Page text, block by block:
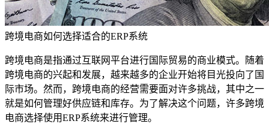
跨境电商如何选择适合的ERP系统
跨境电商是指通过互联网平台进行国际贸易的商业模式。随着
跨境电商的兴起和发展，越来越多的企业开始将目光投向了国
际市场。然而，跨境电商的经营需要面对许多挑战，其中之一
就是如何管理好供应链和库存。为了解决这个问题，许多跨境
电商选择使用ERP系统来进行管理。